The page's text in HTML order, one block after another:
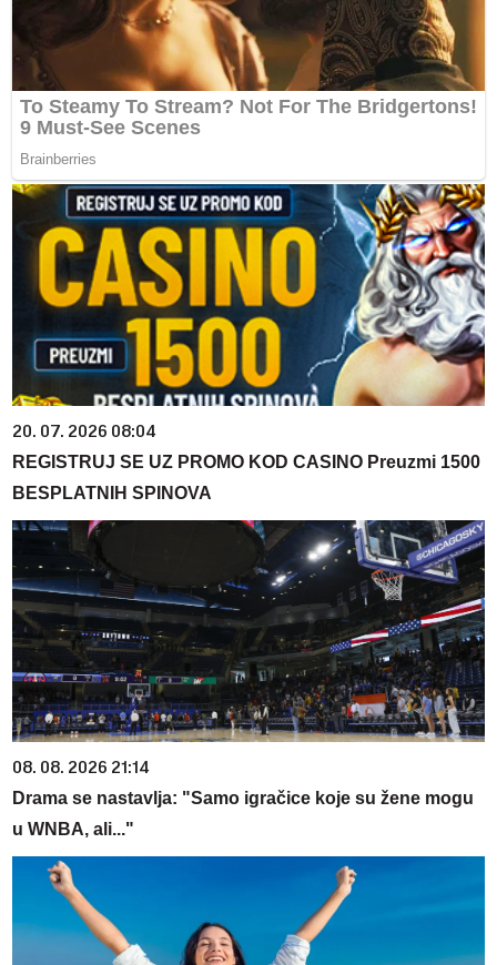
20. 07. 2026 08:04
REGISTRUJ SE UZ PROMO KOD CASINO Preuzmi 1500
BESPLATNIH SPINOVA
08. 08. 2026 21:14
Drama se nastavlja: "Samo igračice koje su žene mogu
u WNBA, ali..."